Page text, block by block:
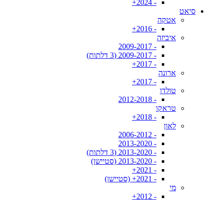
- 2024+
סיאט
אטקה
- 2016+
איביזה
- 2009-2017
- 2009-2017 (3 דלתות)
- 2017+
ארונה
- 2017+
טולדו
- 2012-2018
טראקו
- 2018+
לאון
- 2006-2012
- 2013-2020
- 2013-2020 (3 דלתות)
- 2013-2020 (סטיישן)
- 2021+
- 2021+ (סטיישן)
מי
- 2012+